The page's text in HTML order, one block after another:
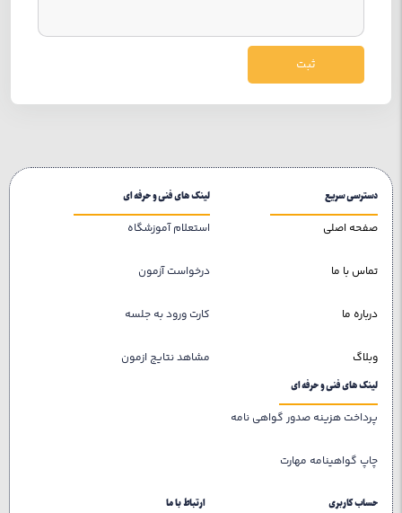
دسترسی سریع
صفحه اصلی
تماس با ما
درباره ما
وبلاگ
لینک های فنی و حرفه ای
استعلام آموزشگاه
درخواست آزمون
کارت ورود به جلسه
مشاهد نتایج ازمون
لینک های فنی و حرفه ای
پرداخت هزینه صدور گواهی نامه
چاپ گواهینامه مهارت
حساب کاربری ارتباط با ما